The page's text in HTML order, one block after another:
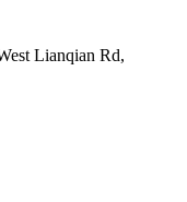
Lianqian Rd,